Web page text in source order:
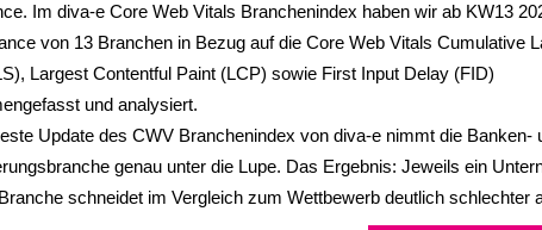
Im diva-e Core Web Vitals Branchenindex haben wir ab KW13
von 13 Branchen in Bezug auf die Core Web Vitals Cumulative
Largest Contentful Paint (LCP) sowie First Input Delay (FID)
und analysiert.
Update des CWV Branchenindex von diva-e nimmt die Banken-
genau unter die Lupe. Das Ergebnis: Jeweils ein
schneidet im Vergleich zum Wettbewerb deutlich schlechter